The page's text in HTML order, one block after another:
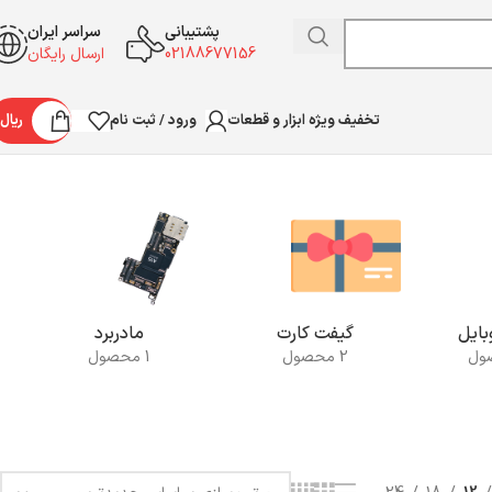
پشتیبانی
02188677156
سراسر ایران
ارسال رایگان
تخفیف ویژه ابزار و قطعات ورود / ثبت نام ریال
نمایش یک نتیجه
گیفت کارت
2 محصول
مادربرد
1 محصول